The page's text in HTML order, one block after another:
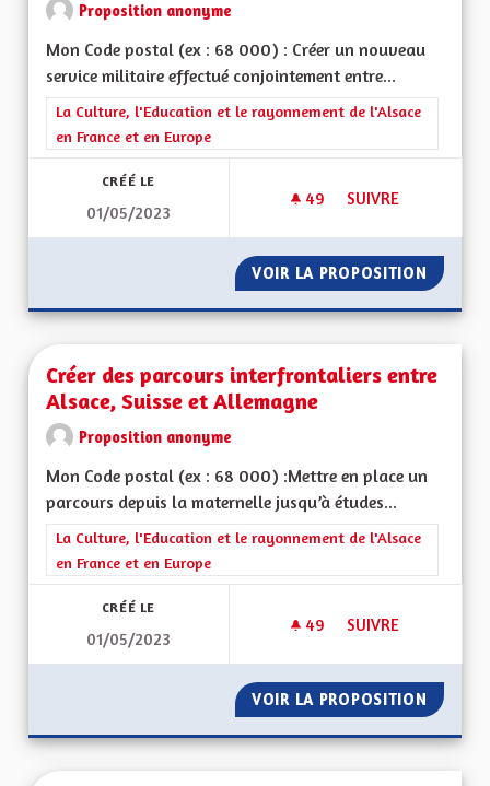
Proposition anonyme
Mon Code postal (ex : 68 000) : Créer un nouveau
service militaire effectué conjointement entre...
Filtrer les résultats de la catégorie : La Culture, l'Education et
La Culture, l'Education et le rayonnement de l'Alsace
en France et en Europe
CRÉÉ LE
01/05/2023
49 49 ABONNÉS
SUIVRE
VOIR LA PROPOSITION
Créer des parcours interfrontaliers entre
Alsace, Suisse et Allemagne
Proposition anonyme
Mon Code postal (ex : 68 000) :Mettre en place un
parcours depuis la maternelle jusqu’à études...
Filtrer les résultats de la catégorie : La Culture, l'Education et
La Culture, l'Education et le rayonnement de l'Alsace
en France et en Europe
CRÉÉ LE
01/05/2023
49 49 ABONNÉS
SUIVRE
VOIR LA PROPOSITION